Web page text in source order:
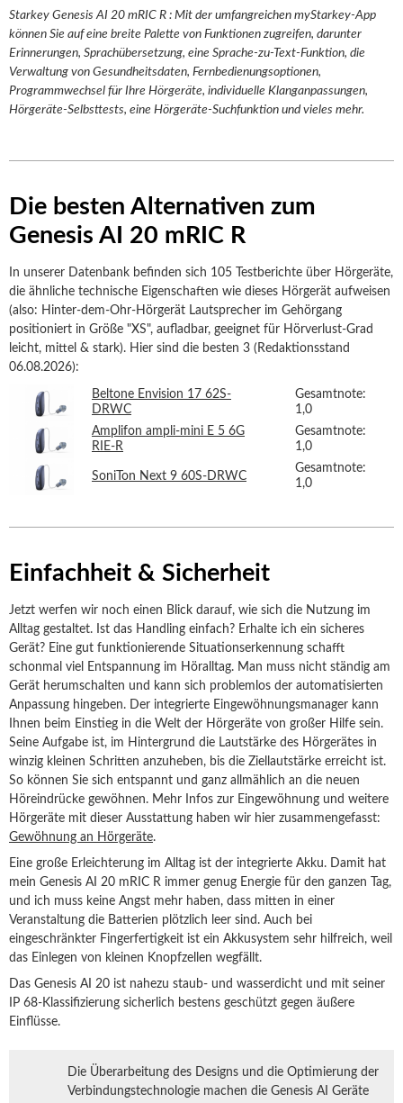
Starkey Genesis AI 20 mRIC R : Mit der umfangreichen myStarkey-App
können Sie auf eine breite Palette von Funktionen zugreifen, darunter
Erinnerungen, Sprachübersetzung, eine Sprache-zu-Text-Funktion, die
Verwaltung von Gesundheitsdaten, Fernbedienungsoptionen,
Programmwechsel für Ihre Hörgeräte, individuelle Klanganpassungen,
Hörgeräte-Selbsttests, eine Hörgeräte-Suchfunktion und vieles mehr.
Die besten Alternativen zum
Genesis AI 20 mRIC R
In unserer Datenbank befinden sich 105 Testberichte über Hörgeräte,
die ähnliche technische Eigenschaften wie dieses Hörgerät aufweisen
(also: Hinter-dem-Ohr-Hörgerät Lautsprecher im Gehörgang
positioniert in Größe "XS", aufladbar, geeignet für Hörverlust-Grad
leicht, mittel & stark). Hier sind die besten 3 (Redaktionsstand
06.08.2026):
Beltone Envision 17 62S-
DRWC
Gesamtnote:
1,0
Amplifon ampli-mini E 5 6G
RIE-R
Gesamtnote:
1,0
SoniTon Next 9 60S-DRWC
Gesamtnote:
1,0
Einfachheit & Sicherheit
Jetzt werfen wir noch einen Blick darauf, wie sich die Nutzung im
Alltag gestaltet. Ist das Handling einfach? Erhalte ich ein sicheres
Gerät? Eine gut funktionierende Situationserkennung schafft
schonmal viel Entspannung im Höralltag. Man muss nicht ständig am
Gerät herumschalten und kann sich problemlos der automatisierten
Anpassung hingeben. Der integrierte Eingewöhnungsmanager kann
Ihnen beim Einstieg in die Welt der Hörgeräte von großer Hilfe sein.
Seine Aufgabe ist, im Hintergrund die Lautstärke des Hörgerätes in
winzig kleinen Schritten anzuheben, bis die Ziellautstärke erreicht ist.
So können Sie sich entspannt und ganz allmählich an die neuen
Höreindrücke gewöhnen. Mehr Infos zur Eingewöhnung und weitere
Hörgeräte mit dieser Ausstattung haben wir hier zusammengefasst:
Gewöhnung an Hörgeräte.
Eine große Erleichterung im Alltag ist der integrierte Akku. Damit hat
mein Genesis AI 20 mRIC R immer genug Energie für den ganzen Tag,
und ich muss keine Angst mehr haben, dass mitten in einer
Veranstaltung die Batterien plötzlich leer sind. Auch bei
eingeschränkter Fingerfertigkeit ist ein Akkusystem sehr hilfreich, weil
das Einlegen von kleinen Knopfzellen wegfällt.
Das Genesis AI 20 ist nahezu staub- und wasserdicht und mit seiner
IP 68-Klassifizierung sicherlich bestens geschützt gegen äußere
Einflüsse.
Die Überarbeitung des Designs und die Optimierung der
Verbindungstechnologie machen die Genesis AI Geräte